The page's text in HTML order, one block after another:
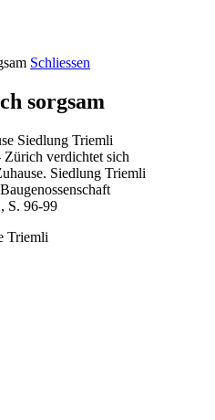
Schliessen
sorgsam
verdichtet sich
Siedlung Triemli
S. 96-99